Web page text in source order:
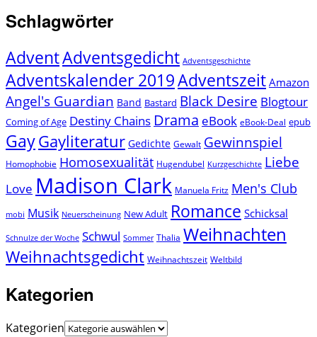
Schlagwörter
AdventAdventsgedicht Adventsgeschichte
Adventskalender 2019Adventszeit Amazon
Angel's Guardian Band Bastard Black Desire Blogtour
Coming of Age Destiny Chains Drama eBook eBook-Deal epub
GayGayliteratur Gedichte Gewalt Gewinnspiel
Homophobie Homosexualität Hugendubel Kurzgeschichte Liebe
Love Madison Clark Manuela Fritz Men's Club
mobi Musik Neuerscheinung New Adult Romance Schicksal
Schnulze der Woche Schwul Sommer Thalia Weihnachten
Weihnachtsgedicht Weihnachtszeit Weltbild
Kategorien
Kategorien